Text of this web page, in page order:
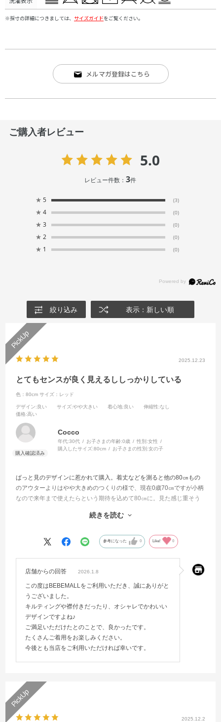
※採寸の詳細につきましては、 サイズガイドをご覧ください。
メルマガ登録はこちら
ご購入者レビュー
5.0
レビュー件数：3件
★ 5 (3)
★ 4 (0)
★ 3 (0)
★ 2 (0)
★ 1 (0)
絞り込み 表示：新しい順
2025.12.23
とてもセンスが良く見えるししっかりしている
色：80cm サイズ：レッド
デザイン:良い サイズ:やや大きい 着心地:良い 伸縮性:なし
価格:高い
Cocco
年代:30代 お子さまの年齢:0歳 性別:女性
購入したサイズ:80cm お子さまの性別:女の子
ぱっと見のデザインに惹かれて購入。着丈などを測ると他の80㎝もの
のアウターよりはやや大きめのつくりの様で、現在0歳70㎝ですが小柄
なので来年まで使えたらという期待を込めて80㎝に。見た感じ重そう
で外はキルトでとても暖かそうです。裁縫などもしっかりしているの
続きを読む
参考になった 0 Like! 0
店舗からの回答 2026.1.8
この度はBEBEMALLをご利用いただき、誠にありがと
うございました。
キルティングや襟付きだったり、オシャレでかわいい
デザインですよね♪
ご満足いただけたとのことで、良かったです。
たくさんご着用をお楽しみください。
今後とも当店をご利用いただければ幸いです。
2025.12.2